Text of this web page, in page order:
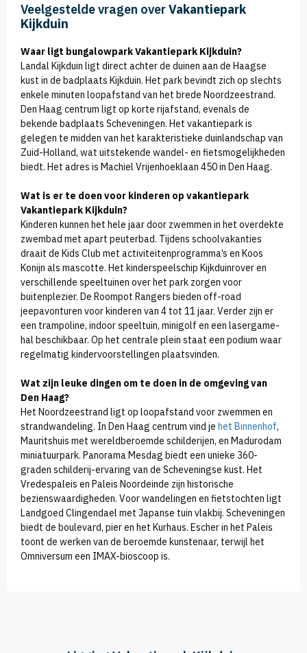
Veelgestelde vragen overVakantiepark
Kijkduin
Waar ligt bungalowpark Vakantiepark Kijkduin?
Landal Kijkduin ligt direct achter de duinen aan de Haagse
kust in de badplaats Kijkduin. Het park bevindt zich op slechts
enkele minuten loopafstand van het brede Noordzeestrand.
Den Haag centrum ligt op korte rijafstand, evenals de
bekende badplaats Scheveningen. Het vakantiepark is
gelegen te midden van het karakteristieke duinlandschap van
Zuid-Holland, wat uitstekende wandel- en fietsmogelijkheden
biedt. Het adres is Machiel Vrijenhoeklaan 450 in Den Haag.
Wat is er te doen voor kinderen op vakantiepark
Vakantiepark Kijkduin?
Kinderen kunnen het hele jaar door zwemmen in het overdekte
zwembad met apart peuterbad. Tijdens schoolvakanties
draait de Kids Club met activiteitenprogramma’s en Koos
Konijn als mascotte. Het kinderspeelschip Kijkduinrover en
verschillende speeltuinen over het park zorgen voor
buitenplezier. De Roompot Rangers bieden off-road
jeepavonturen voor kinderen van 4 tot 11 jaar. Verder zijn er
een trampoline, indoor speeltuin, minigolf en een lasergame-
hal beschikbaar. Op het centrale plein staat een podium waar
regelmatig kindervoorstellingen plaatsvinden.
Wat zijn leuke dingen om te doen in de omgeving van
Den Haag?
Het Noordzeestrand ligt op loopafstand voor zwemmen en
strandwandeling. In Den Haag centrum vind je het Binnenhof,
Mauritshuis met wereldberoemde schilderijen, en Madurodam
miniatuurpark. Panorama Mesdag biedt een unieke 360-
graden schilderij-ervaring van de Scheveningse kust. Het
Vredespaleis en Paleis Noordeinde zijn historische
bezienswaardigheden. Voor wandelingen en fietstochten ligt
Landgoed Clingendael met Japanse tuin vlakbij. Scheveningen
biedt de boulevard, pier en het Kurhaus. Escher in het Paleis
toont de werken van de beroemde kunstenaar, terwijl het
Omniversum een IMAX-bioscoop is.